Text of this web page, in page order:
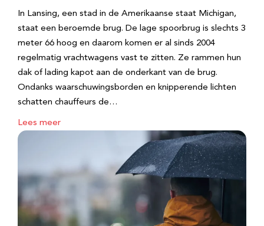
In Lansing, een stad in de Amerikaanse staat Michigan,
staat een beroemde brug. De lage spoorbrug is slechts 3
meter 66 hoog en daarom komen er al sinds 2004
regelmatig vrachtwagens vast te zitten. Ze rammen hun
dak of lading kapot aan de onderkant van de brug.
Ondanks waarschuwingsborden en knipperende lichten
schatten chauffeurs de…
Lees meer